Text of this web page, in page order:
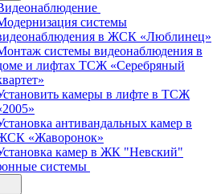
системы
в ЖСК «Люблинец»
системы видеонаблюдения в
и лифтах ТСЖ «Серебряный
камеры в лифте в ТСЖ
антивандальных камер в
«Жаворонок»
камер в ЖК "Невский"
системы